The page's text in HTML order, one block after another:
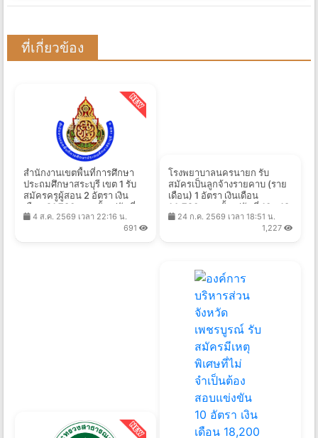
ที่เกี่ยวข้อง
สำนักงานเขตพื้นที่การศึกษา
ประถมศึกษาสระบุรี เขต 1 รับ
สมัครครูผู้สอน 2 อัตรา เงิน
เดือน 21,780 บาท ตั้งแต่วันที่
17-21 ส.ค. 2569
4 ส.ค. 2569 เวลา 22:16 น.
691
โรงพยาบาลนครนายก รับ
สมัครเป็นลูกจ้างรายคาบ (ราย
เดือน) 1 อัตรา เงินเดือน
14,720 บาท ตั้งแต่วันที่ 10 - 18
ส.ค. 2569
24 ก.ค. 2569 เวลา 18:51 น.
1,227